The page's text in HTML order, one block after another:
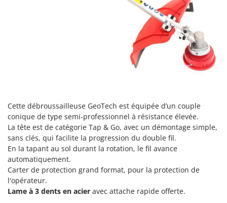
Sécateurs électriques à batterie
Sécateurs et Échenilloirs manuels
Semoirs et Épandeurs d'engrais
Soufreuses - Poudreuses à dos
Soufreuses - Poudreuses pour tracteur
T
Taille-haies
Taille-haies à bras pour tracteur
Tarières
Tondeuses à Gazon
Kasco
Kemper
Keter
KitchenAid
Komo
L
Laica
Cette débroussailleuse GeoTech est équipée d’un couple
conique de type semi-professionnel à résistance élevée.
La tête est de catégorie Tap & Go, avec un démontage simple,
sans clés, qui facilite la progression du double fil.
En la tapant au sol durant la rotation, le fil avance
automatiquement.
Carter de protection grand format, pour la protection de
l'opérateur.
Lame à 3 dents en acier avec attache rapide offerte.